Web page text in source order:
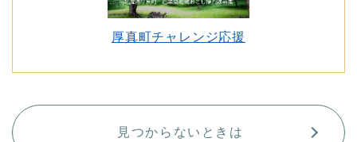
厚真町チャレンジ応援
見つからないときは